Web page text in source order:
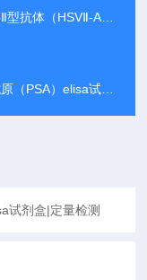
）elisa试剂盒】操作步骤
试剂盒【免费代测】